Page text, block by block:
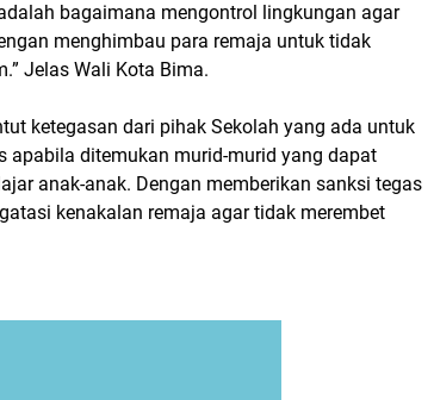
bagaimana mengontrol lingkungan agar
menghimbau para remaja untuk tidak
Jelas Wali Kota Bima.
ketegasan dari pihak Sekolah yang ada untuk
apabila ditemukan murid-murid yang dapat
anak-anak. Dengan memberikan sanksi tegas
kenakalan remaja agar tidak merembet